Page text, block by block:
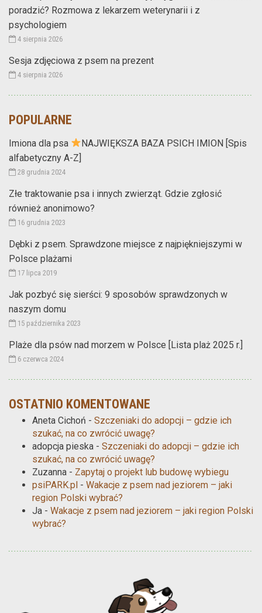
poradzić? Rozmowa z lekarzem weterynarii i z
psychologiem
4 sierpnia 2026
Sesja zdjęciowa z psem na prezent
4 sierpnia 2026
POPULARNE
Imiona dla psa
NAJWIĘKSZA BAZA PSICH IMION [Spis
alfabetyczny A-Z]
28 grudnia 2024
Złe traktowanie psa i innych zwierząt. Gdzie zgłosić
również anonimowo?
16 grudnia 2023
Dębki z psem. Sprawdzone miejsce z najpiękniejszymi w
Polsce plażami
17 lipca 2019
Jak pozbyć się sierści: 9 sposobów sprawdzonych w
naszym domu
15 października 2023
Plaże dla psów nad morzem w Polsce [Lista plaż 2025 r.]
6 czerwca 2024
OSTATNIO KOMENTOWANE
Aneta Cichoń - Szczeniaki do adopcji – gdzie ich
szukać, na co zwrócić uwagę?
adopcja pieska - Szczeniaki do adopcji – gdzie ich
szukać, na co zwrócić uwagę?
Zuzanna - Zapytaj o projekt lub budowę wybiegu
psiPARK.pl - Wakacje z psem nad jeziorem – jaki
region Polski wybrać?
Ja - Wakacje z psem nad jeziorem – jaki region Polski
wybrać?